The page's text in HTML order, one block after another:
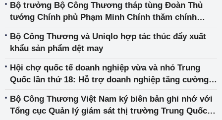
Bộ trưởng Bộ Công Thương tháp tùng Đoàn Thủ
tướng Chính phủ Phạm Minh Chính thăm chính
(WEF)
Bộ Công Thương và Uniqlo hợp tác thúc đẩy xuất
khẩu sản phẩm dệt may
Hội chợ quốc tế doanh nghiệp vừa và nhỏ Trung
Quốc lần thứ 18: Hỗ trợ doanh nghiệp tăng cường
Bộ Công Thương Việt Nam ký biên bản ghi nhớ với
Tổng cục Quản lý giám sát thị trường Trung Quốc